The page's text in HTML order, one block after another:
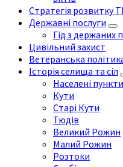
Стратегія розвитку
Державні послуги
Гід з держаних
Цивільний захист
Ветеранська
Історія селища та сіл
Населені
Кути
Старі Кути
Тюдів
Великий Рожин
Малий Рожин
Розтоки